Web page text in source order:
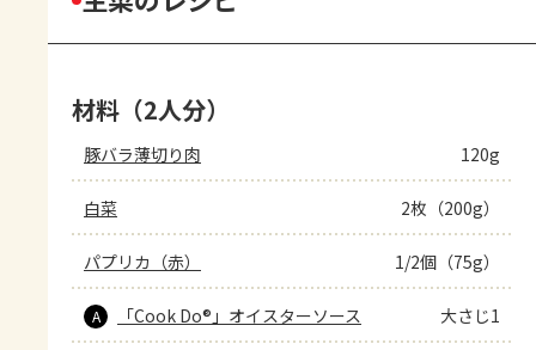
材料（2人分）
豚バラ薄切り肉 120g
白菜 2枚（200g）
パプリカ（赤） 1/2個（75g）
A 「Cook Do®」オイスターソース 大さじ1